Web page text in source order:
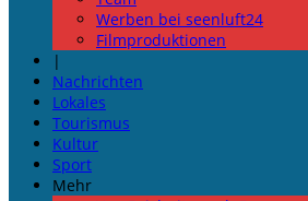
Werben bei seenluft24
Filmproduktionen
|
Nachrichten
Lokales
Tourismus
Kultur
Sport
Mehr